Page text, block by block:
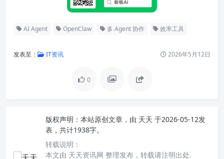
AI Agent OpenClaw 多 Agent 协作 效率工具
发表至： IT资讯 2026年5月12日
0
版权声明： 本站原创文章，由 天天 于2026-05-12发
表，共计1938字。
转载说明：
本文由 天天资讯网 整理发布，转载请注明出处.